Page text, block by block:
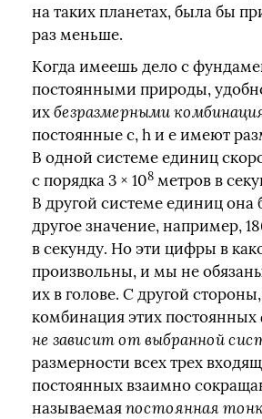
на таких планетах, была бы
раз меньше.
Когда имеешь дело с
постоянными природы,
ихбезразмерными
постоянные c, h и e имеют
В одной системе единиц
c порядка 3 × 108 метров в
В другой системе единиц она
другое значение, например,
в секунду. Но эти цифры в
произвольны, и мы не
их в голове. С другой
комбинация этих постоянных
не зависит от выбранной
размерности всех трех
постоянных взаимно
называемаяпостоянная